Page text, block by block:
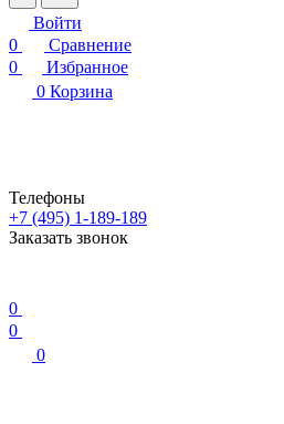
Войти
0
Сравнение
0
Избранное
0 Корзина
Телефоны
+7 (495) 1-189-189
Заказать звонок
0
0
0